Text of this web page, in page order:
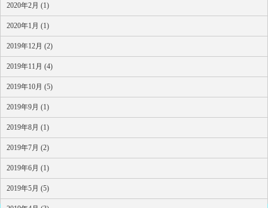
2020年2月 (1)
2020年1月 (1)
2019年12月 (2)
2019年11月 (4)
2019年10月 (5)
2019年9月 (1)
2019年8月 (1)
2019年7月 (2)
2019年6月 (1)
2019年5月 (5)